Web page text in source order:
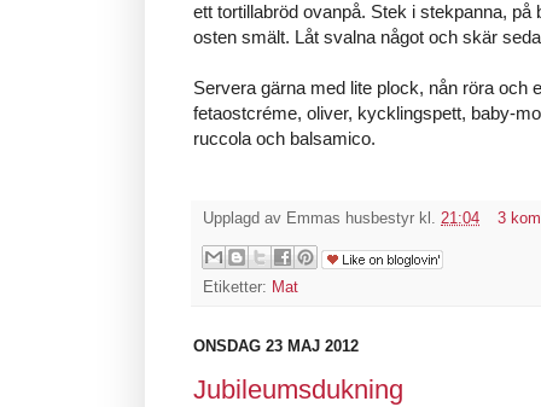
ett tortillabröd ovanpå. Stek i stekpanna, på
osten smält. Låt svalna något och skär
Servera gärna med lite plock, nån röra och
fetaostcréme, oliver, kycklingspett, baby-
ruccola och balsamico.
Upplagd av Emmas husbestyr kl. 21:04 3
Etiketter: Mat
ONSDAG 23 MAJ 2012
Jubileumsdukning